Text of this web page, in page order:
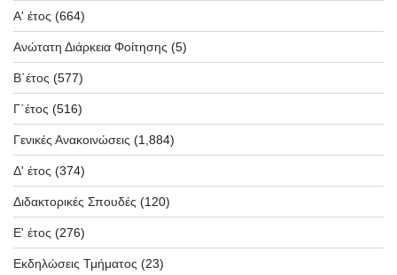
Α' έτος (664)
Ανώτατη Διάρκεια Φοίτησης (5)
Β΄έτος (577)
Γ΄έτος (516)
Γενικές Ανακοινώσεις (1,884)
Δ' έτος (374)
Διδακτορικές Σπουδές (120)
Ε' έτος (276)
Εκδηλώσεις Τμήματος (23)